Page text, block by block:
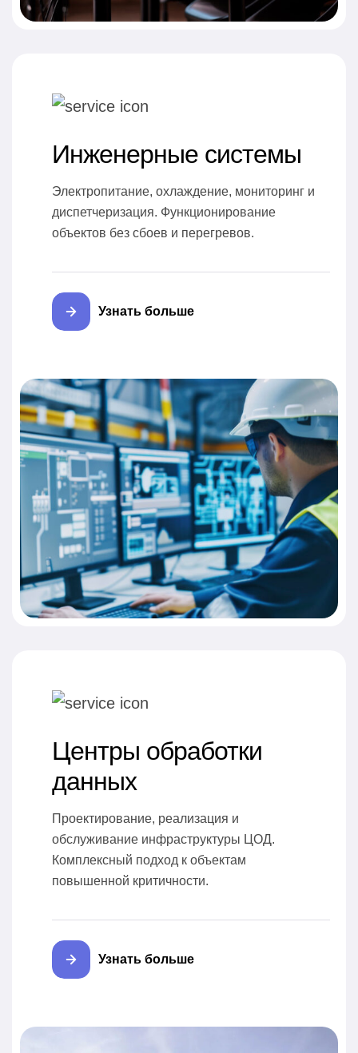
Инженерные системы
Электропитание, охлаждение, мониторинг и
диспетчеризация. Функционирование
объектов без сбоев и перегревов.
Узнать больше
Центры обработки
данных
Проектирование, реализация и
обслуживание инфраструктуры ЦОД.
Комплексный подход к объектам
повышенной критичности.
Узнать больше